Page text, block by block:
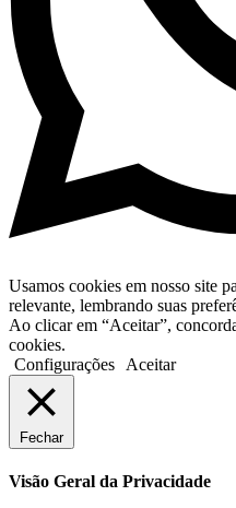
Usamos cookies em nosso site
relevante, lembrando suas
Ao clicar em “Aceitar”,
cookies.
Configurações
Aceitar
Fechar
Visão Geral da Privacidade